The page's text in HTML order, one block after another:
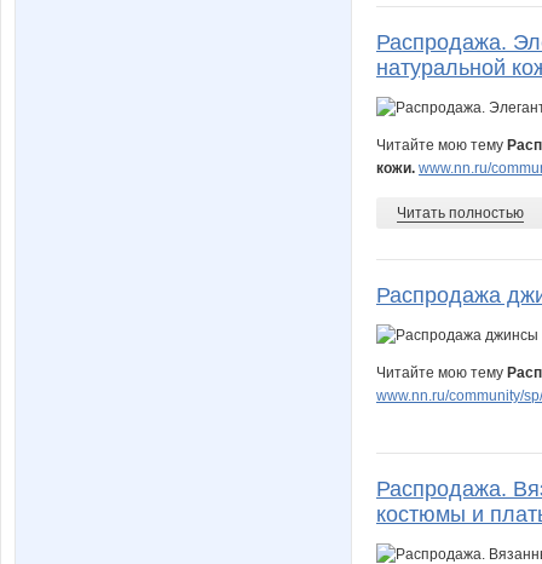
Распродажа.
натуральной
Читайте мою тему
кожи. www.nn.ru/
Читать полностью
Распродажа
Читайте мою тему
www.nn.ru/community/
Распродажа.
костюмы и